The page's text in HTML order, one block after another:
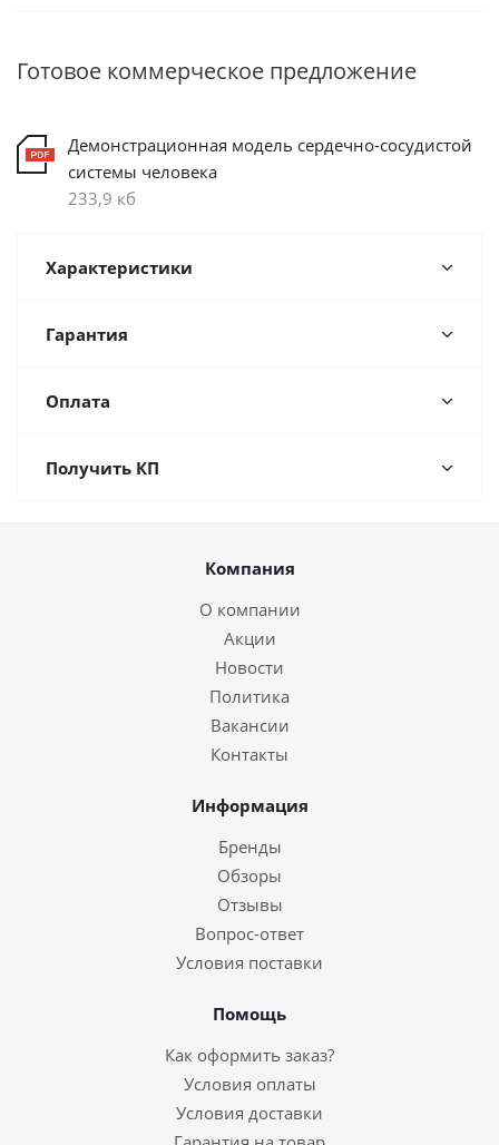
Готовое коммерческое предложение
Демонстрационная модель сердечно-сосудистой
системы человека
233,9 кб
Характеристики
Гарантия
Оплата
Получить КП
Компания
О компании
Акции
Новости
Политика
Вакансии
Контакты
Информация
Бренды
Обзоры
Отзывы
Вопрос-ответ
Условия поставки
Помощь
Как оформить заказ?
Условия оплаты
Условия доставки